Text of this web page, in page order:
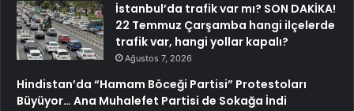
İstanbul’da trafik var mı? SON DAKİKA!
22 Temmuz Çarşamba hangi ilçelerde
trafik var, hangi yollar kapalı?
Ağustos 7, 2026
Hindistan’da “Hamam Böceği Partisi” Protestoları
Büyüyor… Ana Muhalefet Partisi de Sokağa İndi